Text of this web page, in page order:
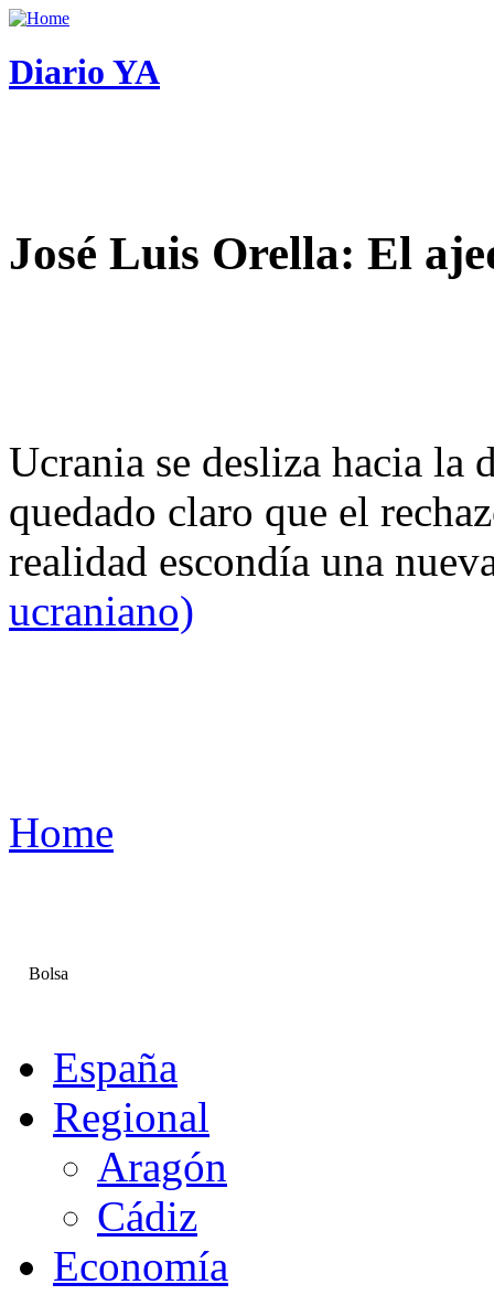
Diario YA
José Luis Orella: El
Ucrania se desliza hacia
quedado claro que el
realidad escondía una
ucraniano)
Home
Bolsa
España
Regional
Aragón
Cádiz
Economía